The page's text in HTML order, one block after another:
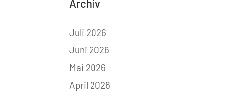
Archiv
Juli 2026
Juni 2026
Mai 2026
April 2026